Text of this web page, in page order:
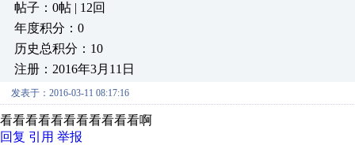
帖子：0帖 | 12回
年度积分：0
历史总积分：10
注册：2016年3月11日
发表于：2016-03-11 08:17:16
看看看看看看看看看看看啊
回复 引用 举报